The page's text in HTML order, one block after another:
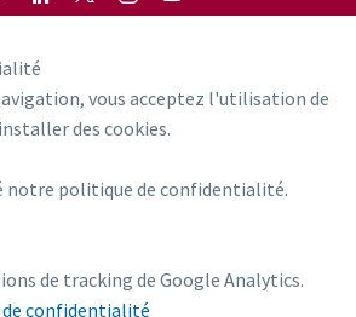
vous acceptez l'utilisation de
des cookies.
notre politique de confidentialité.
de tracking de Google Analytics.
de confidentialité